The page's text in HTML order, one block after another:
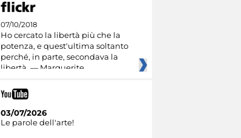
07/10/2018
Ho cercato la libertà più che la
potenza, e quest'ultima soltanto
perché, in parte, secondava la
libertà. — Marguerite
03/07/2026
Le parole dell'arte!